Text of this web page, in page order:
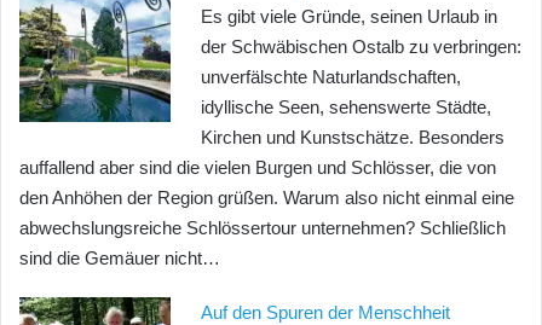
Es gibt viele Gründe, seinen Urlaub in
der Schwäbischen Ostalb zu verbringen:
unverfälschte Naturlandschaften,
idyllische Seen, sehenswerte Städte,
Kirchen und Kunstschätze. Besonders
auffallend aber sind die vielen Burgen und Schlösser, die von
den Anhöhen der Region grüßen. Warum also nicht einmal eine
abwechslungsreiche Schlössertour unternehmen? Schließlich
sind die Gemäuer nicht…
Auf den Spuren der Menschheit